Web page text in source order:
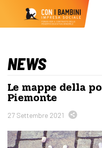
NEWS
Le mappe della
Piemonte
27 Settembre 2021